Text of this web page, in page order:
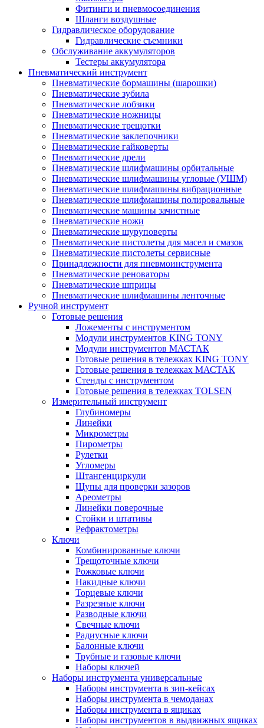
Фитинги и пневмосоединения
Шланги воздушные
Гидравлическое оборудование
Гидравлические съемники
Обслуживание аккумуляторов
Тестеры аккумулятора
Пневматический инструмент
Пневматические бормашины (шарошки)
Пневматические зубила
Пневматические лобзики
Пневматические ножницы
Пневматические трещотки
Пневматические заклепочники
Пневматические гайковерты
Пневматические дрели
Пневматические шлифмашины орбитальные
Пневматические шлифмашины угловые (УШМ)
Пневматические шлифмашины вибрационные
Пневматические шлифмашины полировальные
Пневматические машины зачистные
Пневматические ножи
Пневматические шуруповерты
Пневматические пистолеты для масел и смазок
Пневматические пистолеты сервисные
Принадлежности для пневмоинструмента
Пневматические реноваторы
Пневматические шприцы
Пневматические шлифмашины ленточные
Ручной инструмент
Готовые решения
Ложементы с инструментом
Модули инструментов KING TONY
Модули инструментов МАСТАК
Готовые решения в тележках KING TONY
Готовые решения в тележках МАСТАК
Стенды с инструментом
Готовые решения в тележках TOLSEN
Измерительный инструмент
Глубиномеры
Линейки
Микрометры
Пирометры
Рулетки
Угломеры
Штангенциркули
Щупы для проверки зазоров
Ареометры
Линейки поверочные
Стойки и штативы
Рефрактометры
Ключи
Комбинированные ключи
Трещоточные ключи
Рожковые ключи
Накидные ключи
Торцевые ключи
Разрезные ключи
Разводные ключи
Свечные ключи
Радиусные ключи
Балонные ключи
Трубные и газовые ключи
Наборы ключей
Наборы инструмента универсальные
Наборы инструмента в зип-кейсах
Наборы инструмента в чемоданах
Наборы инструмента в ящиках
Наборы инструментов в выдвижных ящиках